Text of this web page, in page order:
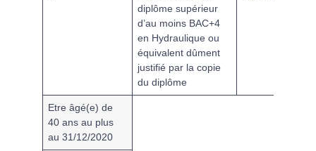
diplôme supérieur
d’au moins BAC+4
en Hydraulique ou
équivalent dûment
justifié par la copie
du diplôme
Etre âgé(e) de
40 ans au plus
au 31/12/2020